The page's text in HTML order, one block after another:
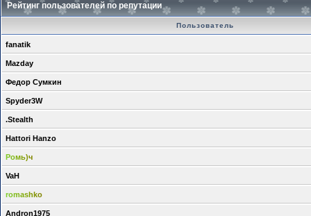
Рейтинг пользователей по репутации
Пользователь
fanatik
Mazday
Федор Сумкин
Spyder3W
.Stealth
Hattori Hanzo
Ромь)ч
VaH
romashko
Andron1975